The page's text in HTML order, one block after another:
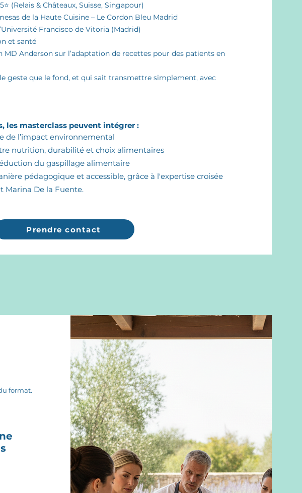
(Relais & Châteaux, Suisse, Singapour)
de la Haute Cuisine – Le Cordon Bleu Madrid
Francisco de Vitoria (Madrid)
et santé
Anderson sur l’adaptation de recettes pour des patients en
geste que le fond, et qui sait transmettre simplement, avec
les masterclass peuvent intégrer :
de l’impact environnemental
nutrition, durabilité et choix alimentaires
du gaspillage alimentaire
pédagogique et accessible, grâce à l'expertise croisée
Marina De la Fuente.
Prendre contact
format.